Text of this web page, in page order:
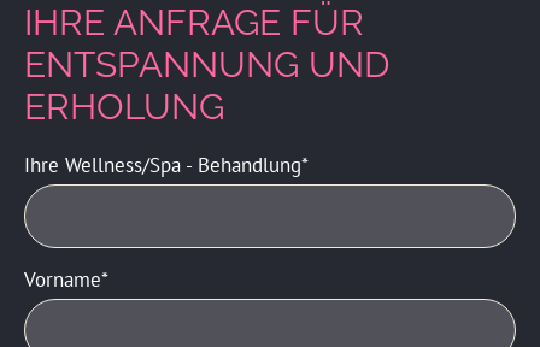
IHRE ANFRAGE FÜR
ENTSPANNUNG UND
ERHOLUNG
Ihre Wellness/Spa - Behandlung
Vorname